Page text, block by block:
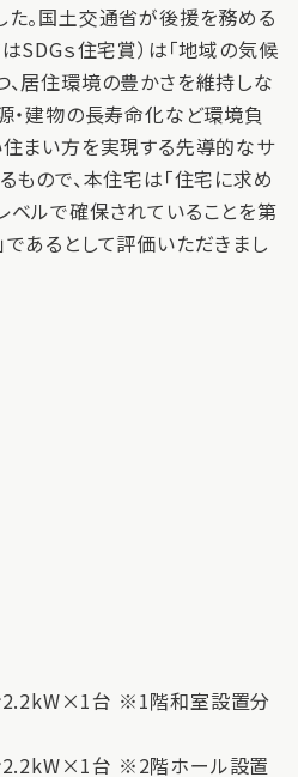
。国土交通省が後援を務める
SDGｓ住宅賞）は「地域の気候
居住環境の豊かさを維持しな
・建物の長寿命化など環境負
まい方を実現する先導的なサ
もので、本住宅は「住宅に求め
ルで確保されていることを第
あるとして評価いただきまし
2.2kW×1台 ※1階和室設置分
2.2kW×1台 ※2階ホール設置